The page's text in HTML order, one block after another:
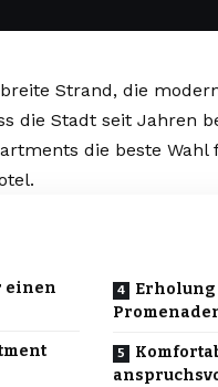
Strand, die
die Stadt seit Jahren
die beste
einen